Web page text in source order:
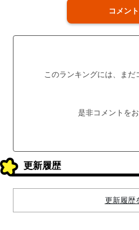
コメン
このランキングには、まだ
是非コメントをお
更新履歴
更新履歴